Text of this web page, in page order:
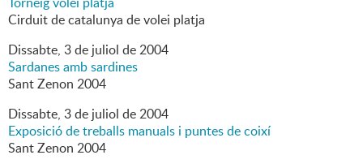
Cirduit de catalunya de volei platja
Dissabte, 3de juliol de2004
Sardanes amb sardines
Sant Zenon 2004
Dissabte, 3de juliol de2004
Exposició de treballs manuals i puntes de coixí
Sant Zenon 2004